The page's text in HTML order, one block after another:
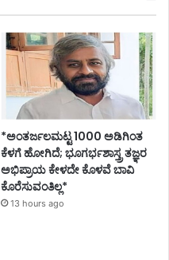
*ಅಂತರ್ಜಲಮಟ್ಟ 1000 ಅಡಿಗಿಂತ
ಕೆಳಗೆ ಹೋಗಿದೆ; ಭೂಗರ್ಭಶಾಸ್ತ್ರ ತಜ್ಞರ
ಅಭಿಪ್ರಾಯ ಕೇಳದೇ ಕೊಳವೆ ಬಾವಿ
ಕೊರೆಸುವಂತಿಲ್ಲ*
13 hours ago